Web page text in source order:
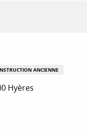
ANCIENNE
Hyères